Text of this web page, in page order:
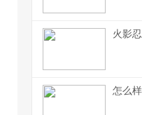
火影
怎么